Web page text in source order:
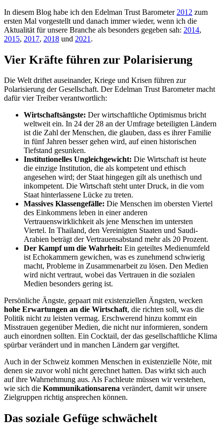
In diesem Blog habe ich den Edelman Trust Barometer 2012 zum
ersten Mal vorgestellt und danach immer wieder, wenn ich die
Aktualität für unsere Branche als besonders gegeben sah: 2014,
2015, 2017, 2018 und 2021 .
Vier Kräfte führen zur Polarisierung
Die Welt driftet auseinander, Kriege und Krisen führen zur
Polarisierung der Gesellschaft. Der Edelman Trust Barometer macht
dafür vier Treiber verantwortlich:
Wirtschaftsängste: Der wirtschaftliche Optimismus bricht
weltweit ein. In 24 der 28 an der Umfrage beteiligten Ländern
ist die Zahl der Menschen, die glauben, dass es ihrer Familie
in fünf Jahren besser gehen wird, auf einen historischen
Tiefstand gesunken.
Institutionelles Ungleichgewicht: Die Wirtschaft ist heute
die einzige Institution, die als kompetent und ethisch
angesehen wird; der Staat hingegen gilt als unethisch und
inkompetent. Die Wirtschaft steht unter Druck, in die vom
Staat hinterlassene Lücke zu treten.
Massives Klassengefälle: Die Menschen im obersten Viertel
des Einkommens leben in einer anderen
Vertrauenswirklichkeit als jene Menschen im untersten
Viertel. In Thailand, den Vereinigten Staaten und Saudi-
Arabien beträgt der Vertrauensabstand mehr als 20 Prozent.
Der Kampf um die Wahrheit: Ein geteiltes Medienumfeld
ist Echokammern gewichen, was es zunehmend schwierig
macht, Probleme in Zusammenarbeit zu lösen. Den Medien
wird nicht vertraut, wobei das Vertrauen in die sozialen
Medien besonders gering ist.
Persönliche Ängste, gepaart mit existenziellen Ängsten, wecken
hohe Erwartungen an die Wirtschaft, die richten soll, was die
Politik nicht zu leisten vermag. Erschwerend hinzu kommt ein
Misstrauen gegenüber Medien, die nicht nur informieren, sondern
auch einordnen sollten. Ein Cocktail, der das gesellschaftliche Klima
spürbar verändert und in manchen Ländern gar vergiftet.
Auch in der Schweiz kommen Menschen in existenzielle Nöte, mit
denen sie zuvor wohl nicht gerechnet hatten. Das wirkt sich auch
auf ihre Wahrnehmung aus. Als Fachleute müssen wir verstehen,
wie sich die Kommunikationsarena verändert, damit wir unsere
Zielgruppen richtig ansprechen können.
Das soziale Gefüge schwächelt